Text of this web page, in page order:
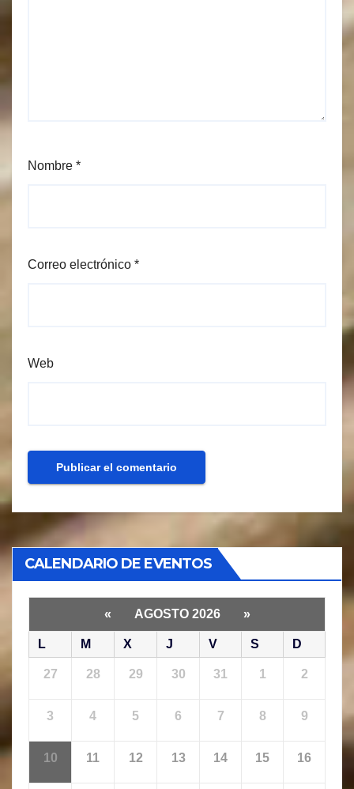
Nombre *
Correo electrónico *
Web
CALENDARIO DE EVENTOS
« AGOSTO 2026 »
L M X J V S D
27 28 29 30 31 1 2
3 4 5 6 7 8 9
10 11 12 13 14 15 16